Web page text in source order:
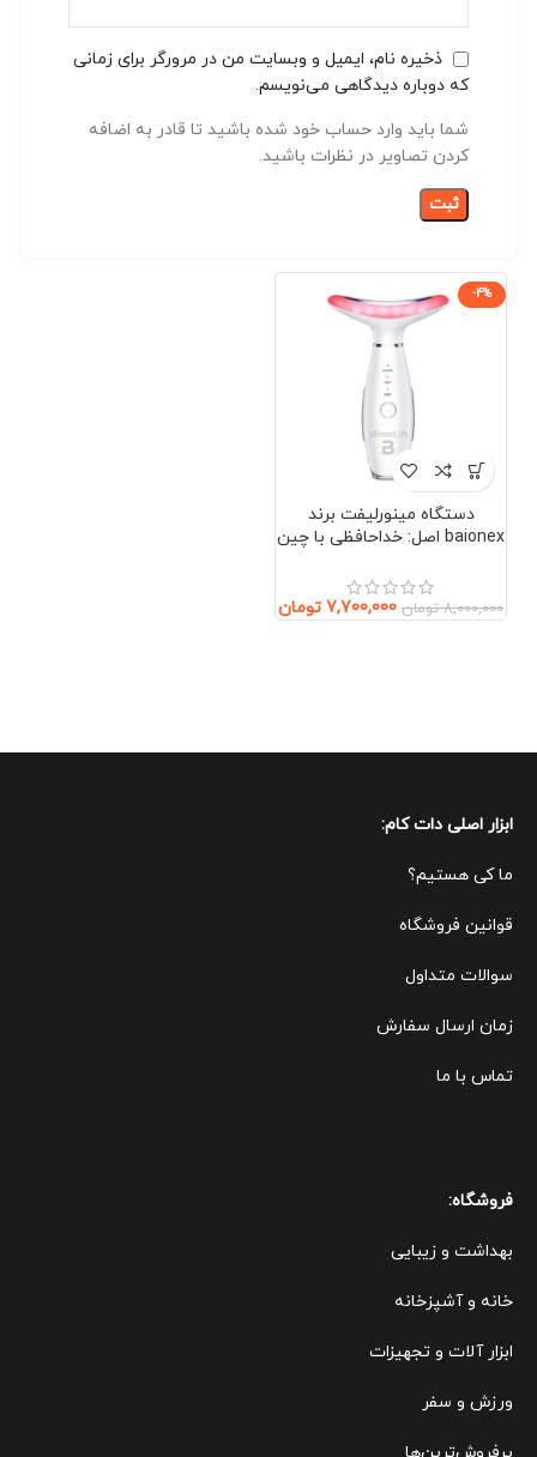
ذخیره نام، ایمیل و وبسایت من در مرورگر برای زمانی
که دوباره دیدگاهی می‌نویسم.
شما باید وارد حساب خود شده باشید تا قادر به اضافه
کردن تصاویر در نظرات باشید.
-4%
دستگاه مینورلیفت برند
baionex اصل: خداحافظی با چین
گردن)
8,000,000 تومان 7,700,000 تومان
ابزار اصلی دات کام:
ما کی هستیم؟
قوانین فروشگاه
سوالات متداول
زمان ارسال سفارش
تماس با ما
فروشگاه:
بهداشت و زیبایی
خانه و آشپزخانه
ابزار آلات و تجهیزات
ورزش و سفر